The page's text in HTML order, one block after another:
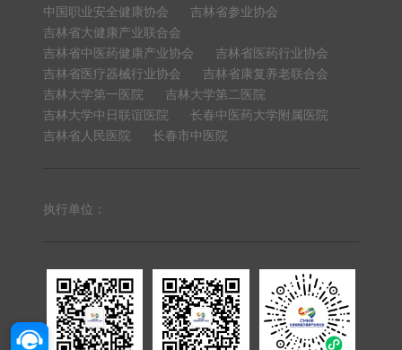
中国职业安全健康协会
吉林省参业协会
吉林省大健康产业联合会
吉林省中医药健康产业协会
吉林省医药行业协会
吉林省医疗器械行业协会
吉林省康复养老联合会
吉林大学第一医院
吉林大学第二医院
吉林大学中日联谊医院
长春中医药大学附属医院
吉林省人民医院
长春市中医院
执行单位：